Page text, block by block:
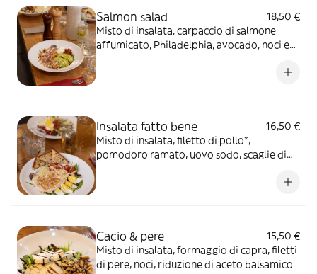
Salmon salad
18,50 €
Misto di insalata, carpaccio di salmone
affumicato, Philadelphia, avocado, noci e
Insalata fatto bene
16,50 €
Misto di insalata, filetto di pollo*,
pomodoro ramato, uovo sodo, scaglie di
Cacio & pere
15,50 €
Misto di insalata, formaggio di capra, filetti
di pere, noci, riduzione di aceto balsamico